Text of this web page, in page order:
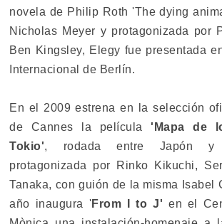
novela de Philip Roth 'The dying
Nicholas Meyer y protagonizada por
Ben Kingsley, Elegy fue presentada
Internacional de Berlín.
En el 2009 estrena en la selección
de Cannes la película 'Mapa de
Tokio', rodada entre Japón y
protagonizada por Rinko Kikuchi,
Tanaka, con guión de la misma Isabel
año inaugura 'From I to J'en el